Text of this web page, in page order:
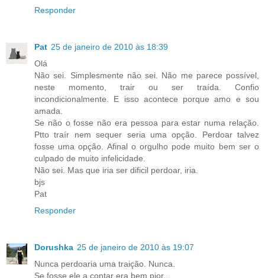
Responder
Pat 25 de janeiro de 2010 às 18:39
Olá
Não sei. Simplesmente não sei. Não me parece possível,
neste momento, trair ou ser traída. Confio
incondicionalmente. E isso acontece porque amo e sou
amada.
Se não o fosse não era pessoa para estar numa relação.
Ptto traír nem sequer seria uma opção. Perdoar talvez
fosse uma opção. Afinal o orgulho pode muito bem ser o
culpado de muito infelicidade.
Não sei. Mas que iria ser dificil perdoar, iria.
bjs
Pat
Responder
Dorushka 25 de janeiro de 2010 às 19:07
Nunca perdoaria uma traição. Nunca.
Se fosse ele a contar era bem pior...